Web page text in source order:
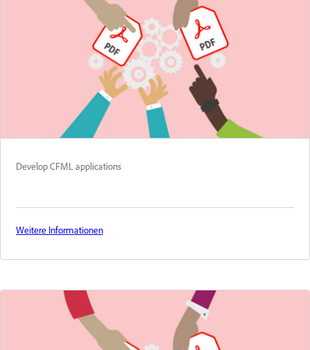
Develop CFML applications
Weitere Informationen